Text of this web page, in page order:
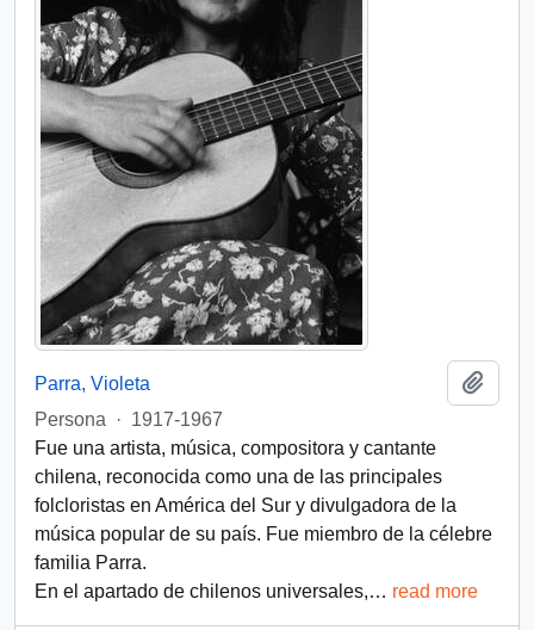
Parra, Violeta
Persona
· 1917-1967
Fue una artista, música, compositora y cantante
chilena, reconocida como una de las principales
folcloristas en América del Sur y divulgadora de la
música popular de su país. Fue miembro de la célebre
familia Parra.
En el apartado de chilenos universales,… read more